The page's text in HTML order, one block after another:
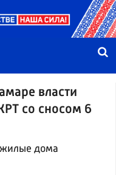
власти
со сносом 6
жилые дома